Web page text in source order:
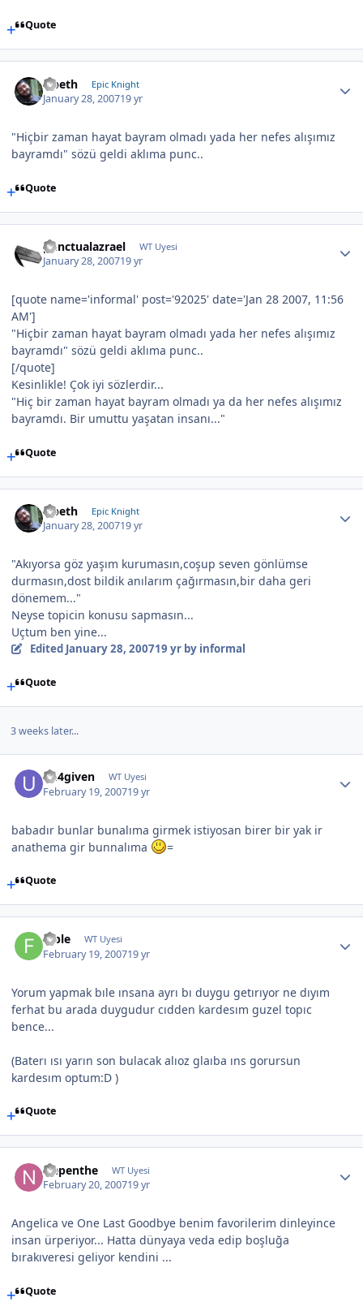
Quote
Opeth Epic Knight
January 28, 200719 yr
"Hiçbir zaman hayat bayram olmadı yada her nefes alışımız
bayramdı" sözü geldi aklıma punc..
Quote
punctualazrael WT Uyesi
January 28, 200719 yr
[quote name='informal' post='92025' date='Jan 28 2007, 11:56
AM']
"Hiçbir zaman hayat bayram olmadı yada her nefes alışımız
bayramdı" sözü geldi aklıma punc..
[/quote]
Kesinlikle! Çok iyi sözlerdir...
"Hiç bir zaman hayat bayram olmadı ya da her nefes alışımız
bayramdı. Bir umuttu yaşatan insanı..."
Quote
Opeth Epic Knight
January 28, 200719 yr
"Akıyorsa göz yaşım kurumasın,coşup seven gönlümse
durmasın,dost bildik anılarım çağırmasın,bir daha geri
dönemem..."
Neyse topicin konusu sapmasın...
Uçtum ben yine...
Edited January 28, 200719 yrby informal
Quote
3 weeks later...
un4given WT Uyesi
February 19, 200719 yr
babadır bunlar bunalıma girmek istiyosan birer bir yak ir
anathema gir bunnalıma
=
Quote
fable WT Uyesi
February 19, 200719 yr
Yorum yapmak bıle ınsana ayrı bı duygu getırıyor ne dıyım
ferhat bu arada duygudur cıdden kardesım guzel topıc
bence...
(Baterı ısı yarın son bulacak alıoz glaıba ıns gorursun
kardesım optum:D )
Quote
Nepenthe WT Uyesi
February 20, 200719 yr
Angelica ve One Last Goodbye benim favorilerim dinleyince
insan ürperiyor... Hatta dünyaya veda edip boşluğa
bırakıveresi geliyor kendini ...
Quote